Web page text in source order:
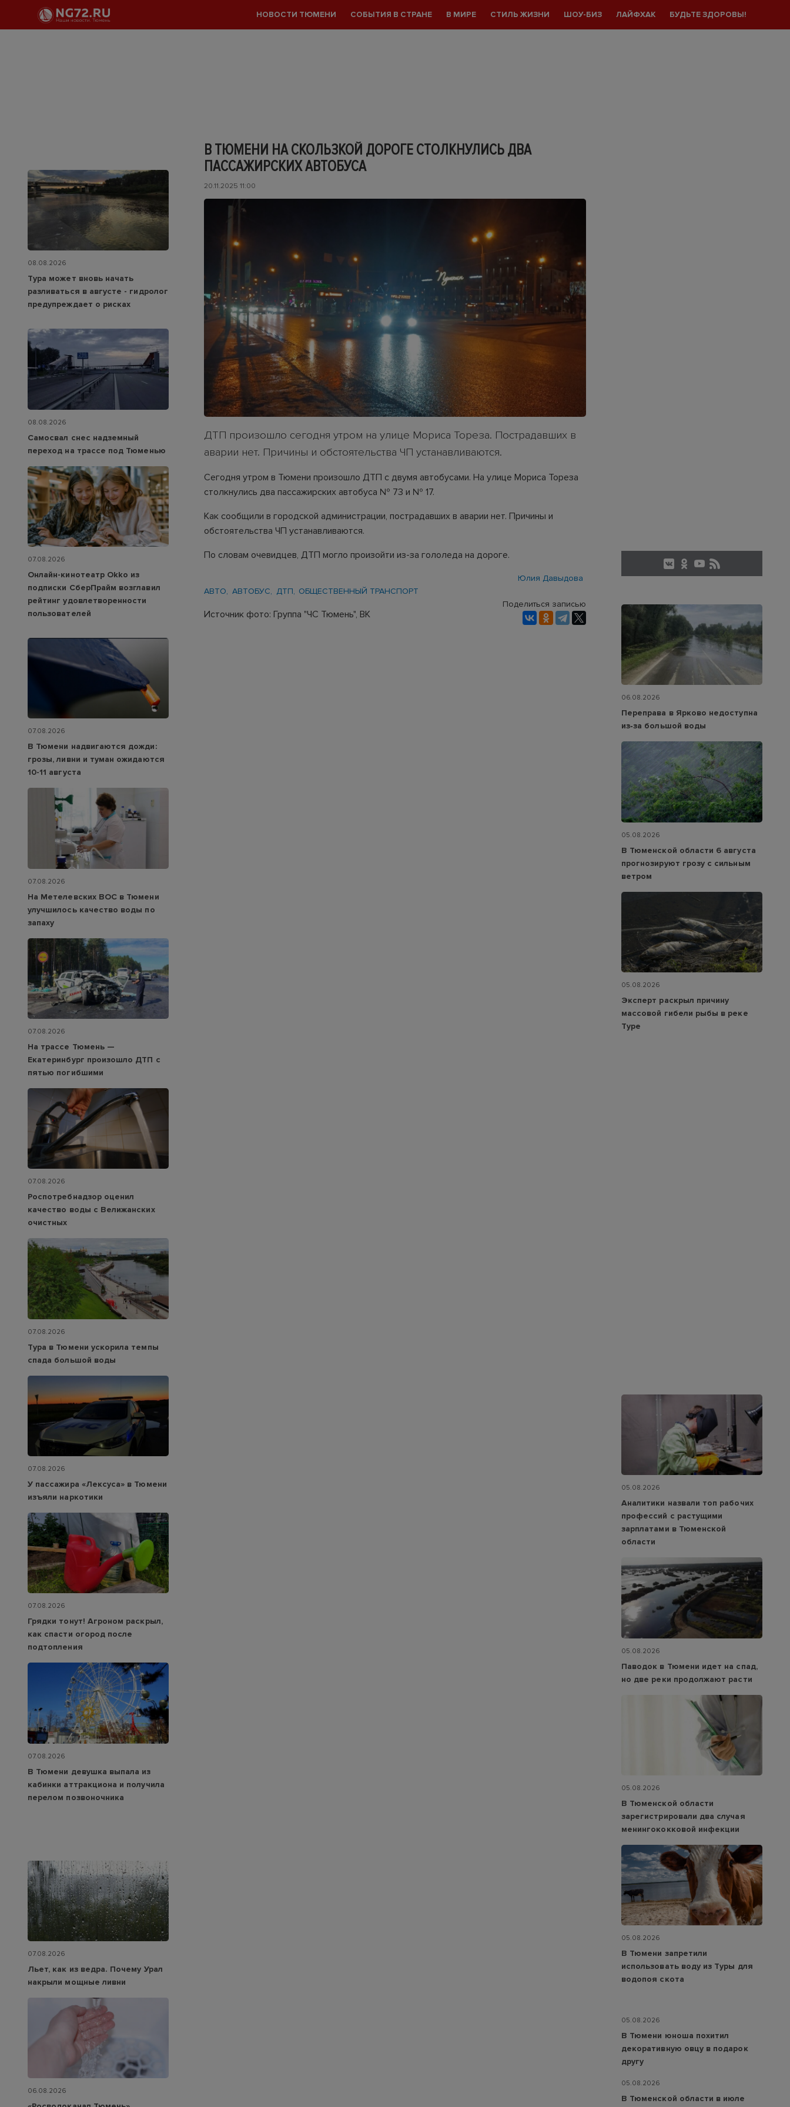
НОВОСТИ ТЮМЕНИ СОБЫТИЯ В СТРАНЕ В МИРЕ СТИЛЬ ЖИЗНИ ШОУ-БИЗ ЛАЙФХАК БУДЬТЕ ЗДОРОВЫ!
В ТЮМЕНИ НА СКОЛЬЗКОЙ ДОРОГЕ СТОЛКНУЛИСЬ ДВА
ПАССАЖИРСКИХ АВТОБУСА
20.11.2025 11:00
ДТП произошло сегодня утром на улице Мориса Тореза. Пострадавших в
аварии нет. Причины и обстоятельства ЧП устанавливаются.
Сегодня утром в Тюмени произошло ДТП с двумя автобусами. На улице Мориса Тореза
столкнулись два пассажирских автобуса № 73 и № 17.
Как сообщили в городской администрации, пострадавших в аварии нет. Причины и
обстоятельства ЧП устанавливаются.
По словам очевидцев, ДТП могло произойти из-за гололеда на дороге.
Юлия Давыдова
АВТО
АВТОБУС ДТП ОБЩЕСТВЕННЫЙ ТРАНСПОРТ
Источник фото: Группа "ЧС Тюмень", ВК
Поделиться записью
08.08.2026
Тура может вновь начать
разливаться в августе - гидролог
предупреждает о рисках
08.08.2026
Самосвал снес надземный
переход на трассе под Тюменью
07.08.2026
Онлайн-кинотеатр Okko из
подписки СберПрайм возглавил
рейтинг удовлетворенности
пользователей
07.08.2026
В Тюмени надвигаются дожди:
грозы, ливни и туман ожидаются
10-11 августа
07.08.2026
На Метелевских ВОС в Тюмени
улучшилось качество воды по
запаху
07.08.2026
На трассе Тюмень —
Екатеринбург произошло ДТП с
пятью погибшими
07.08.2026
Роспотребнадзор оценил
качество воды с Велижанских
очистных
07.08.2026
Тура в Тюмени ускорила темпы
спада большой воды
07.08.2026
У пассажира «Лексуса» в Тюмени
изъяли наркотики
07.08.2026
Грядки тонут! Агроном раскрыл,
как спасти огород после
подтопления
07.08.2026
В Тюмени девушка выпала из
кабинки аттракциона и получила
перелом позвоночника
07.08.2026
Льет, как из ведра. Почему Урал
накрыли мощные ливни
06.08.2026
06.08.2026
Переправа в Ярково недоступна
из‑за большой воды
05.08.2026
В Тюменской области 6 августа
прогнозируют грозу с сильным
ветром
05.08.2026
Эксперт раскрыл причину
массовой гибели рыбы в реке
Туре
05.08.2026
Аналитики назвали топ рабочих
профессий с растущими
зарплатами в Тюменской
области
05.08.2026
Паводок в Тюмени идет на спад,
но две реки продолжают расти
05.08.2026
В Тюменской области
зарегистрировали два случая
менингококковой инфекции
05.08.2026
В Тюмени запретили
использовать воду из Туры для
водопоя скота
05.08.2026
В Тюмени юноша похитил
декоративную овцу в подарок
другу
05.08.2026
В Тюменской области в июле